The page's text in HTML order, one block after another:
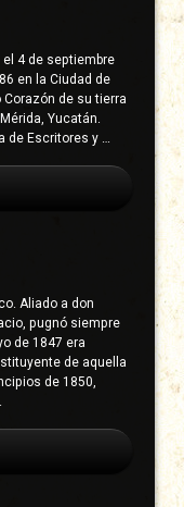
4 de septiembre
en la Ciudad de
de su tierra
Yucatán.
de Escritores y …
Enciso, Leonardo
Aliado a don
pugnó siempre
de 1847 era
de aquella
de 1850,
Enciso, Leonardo